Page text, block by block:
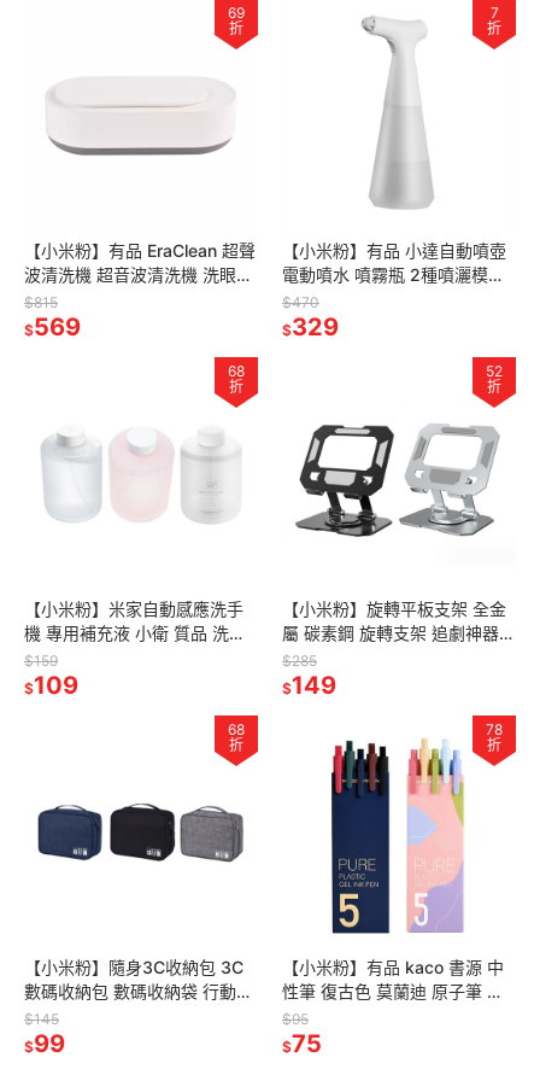
69
折
【小米粉】有品 EraClean 超聲
波清洗機 超音波清洗機 洗眼鏡
機 眼鏡清洗機 洗假牙
$815
$569
7
折
【小米粉】有品 小達自動噴壺
電動噴水 噴霧瓶 2種噴灑模式
消毒槍 灑水 澆花 酒精 消毒 清
潔 噴水 噴槍
$470
$329
68
折
【小米粉】米家自動感應洗手
機 專用補充液 小衛 質品 洗手
液 泡沫抑菌洗手液 胺基酸泡沫
洗手液 地中海無花果洗手液
$159
$109
52
折
【小米粉】旋轉平板支架 全金
屬 碳素鋼 旋轉支架 追劇神器
摺疊平板支架 手機支架 直播
360度旋轉 機械聲感
$285
$149
68
折
【小米粉】隨身3C收納包 3C
數碼收納包 數碼收納袋 行動電
源收納包 充電線收納包 隨身
3C收納包 多功能收納包
$145
$99
78
折
【小米粉】有品 kaco 書源 中
性筆 復古色 莫蘭迪 原子筆 復
古色原子筆 莫蘭迪筆 彩色中性
筆 復古色中性筆
$95
$75